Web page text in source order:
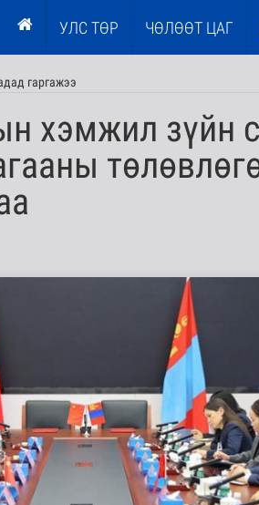
УЛС ТӨР ЧӨЛӨӨТ ЦАГ
гаргажээ
хэмжил зүйн